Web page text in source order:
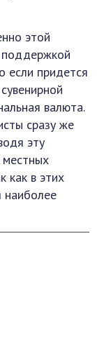
этой
поддержкой
если придется
валюта.
сразу же
эту
местных
как в этих
наиболее